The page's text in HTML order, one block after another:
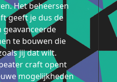
Het beheersen
geeft je dus de
te bouwen die
jij dat wilt.
craft opent
mogelijkheden